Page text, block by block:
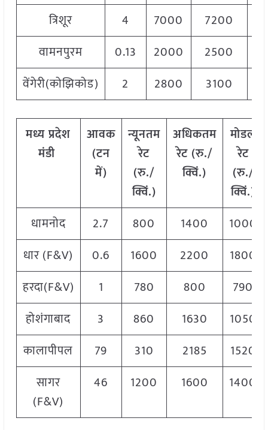
त्रिशूर
4 7000 7200
वामनपुरम
0.13 2000 2500
वेंगेरी(कोझिकोड)
2 2800 3100
मध्यप्रदेश
मंडी
आवक
(टन
में)
न्यूनतम
रेट
(रु./
क्विं.)
अधिकतम
रेट (रु./
क्विं.)
मोडल
रेट
(रु./
क्विं.)
धामनोद
2.7 800 1400
1000
धार (F&V)
0.6 1600 2200
1800
हरदा(F&V)
1 780 800
790
होशंगाबाद
3 860 1630
1050
कालापीपल
79 310 2185
1520
सागर
(F&V)
46 1200 1600 1400